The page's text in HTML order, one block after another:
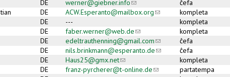
DE werner@giebner.info(link sends e-mail)ĉefa
DE ACW.Esperanto@mailbox.org(link sends e-mail)
kompleta
DE ---
kompleta
DE faber.werner@web.de(link sends e-mail)kompleta
DE edeltrauthenning@gmail.com(link sends e-mail)
ĉefa
DE nils.brinkmann@esperanto.de(link sends e-mail)
ĉefa
DE Haus25@gmx.net(link sends e-mail)
kompleta
DE franz-pyrcherer@t-online.de(link sends e-mail)
partatempa